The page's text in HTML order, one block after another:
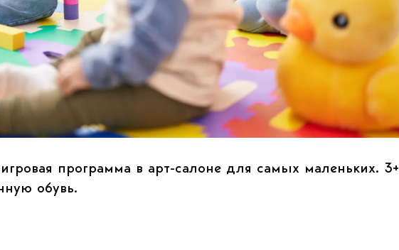
программа в арт-салоне для самых маленьких. 3+
обувь.